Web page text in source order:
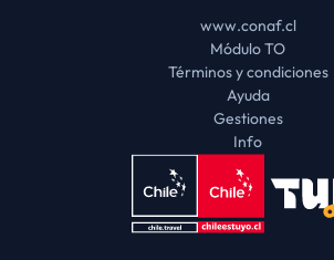
www.conaf.cl
Módulo TO
Términos y condiciones
Ayuda
Gestiones
Info